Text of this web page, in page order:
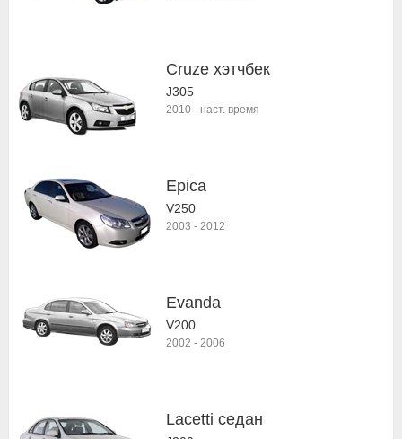
Cruze хэтчбек
J305
2010 - наст. время
Epica
V250
2003 - 2012
Evanda
V200
2002 - 2006
Lacetti седан